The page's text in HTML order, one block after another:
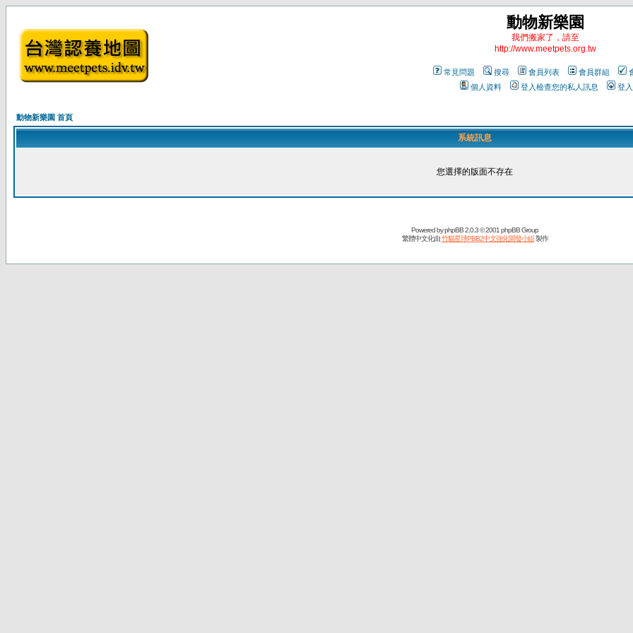
動物新樂園
我們搬家了，請至
http://www.meetpets.org.tw
常見問題 搜尋 會員列表 會員群組
個人資料
登入檢查您的私人訊息 登入
動物新樂園 首頁
系統訊息
您選擇的版面不存在
Powered byphpBB2.0.3 © 2001 phpBB Group
繁體中文化由竹貓星球PBB2中文強化開發小組製作